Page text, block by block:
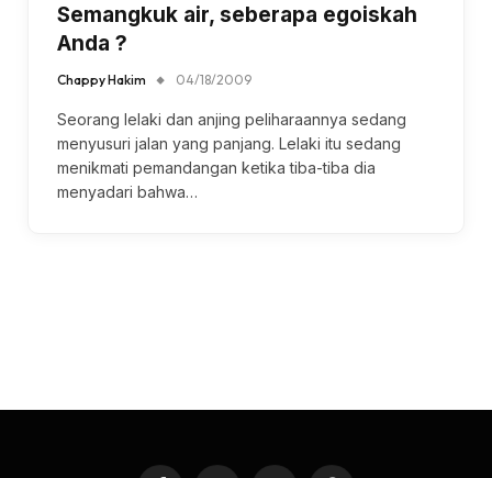
Semangkuk air, seberapa egoiskah
Anda ?
Chappy Hakim 04/18/2009
Seorang lelaki dan anjing peliharaannya sedang
menyusuri jalan yang panjang. Lelaki itu sedang
menikmati pemandangan ketika tiba-tiba dia
menyadari bahwa…